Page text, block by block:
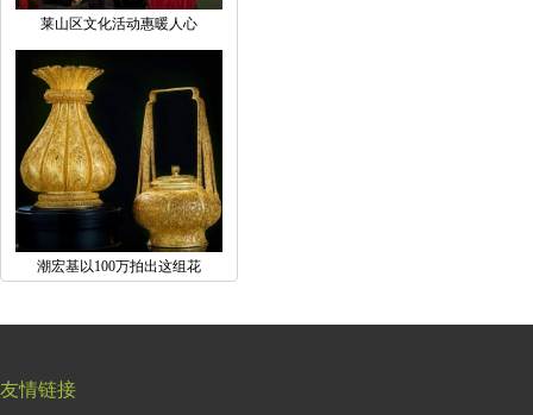
莱山区文化活动惠暖人心
潮宏基以100万拍出这组花
友情链接